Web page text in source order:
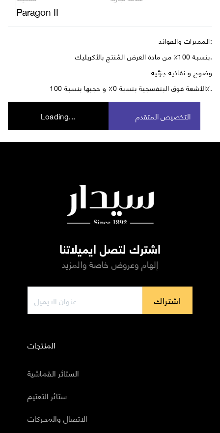
Paragon II
المميزات والفوائد:
بنسبة 100٪ من مادة العرض المُنتج بالأكريليك.
وضوح و نفاذية جزئية
الأشعة فوق البنفسجية بنسبة 0٪ و حجبها بنسبة 100٪.
Loading... التخصيص المتقدم
اشترك لتصل ايميلاتنا
إلهام وعروض خاصة والمزيد
اشتراك
المنتجات
الستائر القماشية
ستائر التعتيم
الاتصال والمحركات